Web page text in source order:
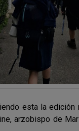
esta la
arzobispo de